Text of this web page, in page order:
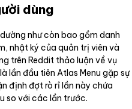
dùng
như còn bao gồm danh
nhật ký của quản trị viên và
trên Reddit thảo luận về vụ
lần đầu tiên Atlas Menu gặp sự
định đợt rò rỉ lần này chứa
so với các lần trước.